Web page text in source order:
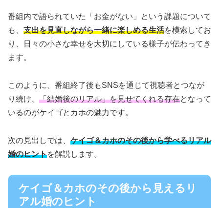
番組内で語られていた「お金がない」という課題について
も、 支出を見直しながら一緒に楽しめる生活を模索してお
り、日々の小さな幸せを大切にしている様子が伝わってき
ます。
このように、番組終了後もSNSを通じて視聴者とつなが
り続け、 「結婚後のリアル」を見せてくれる存在となって
いるのがケイゴとカホの魅力です。
次の見出しでは、 ケイゴ＆カホのその後から学べるリアル
婚のヒントを解説します。
ケイゴ＆カホのその後から見えるリ
アル婚のヒント